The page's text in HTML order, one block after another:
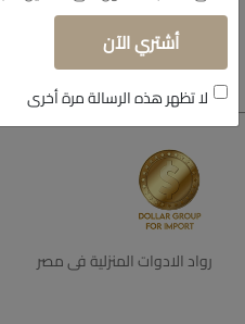
رواد الادوات المنزلية فى مصر
أشتري الآن
لا تظهر هذه الرسالة مرة أخرى